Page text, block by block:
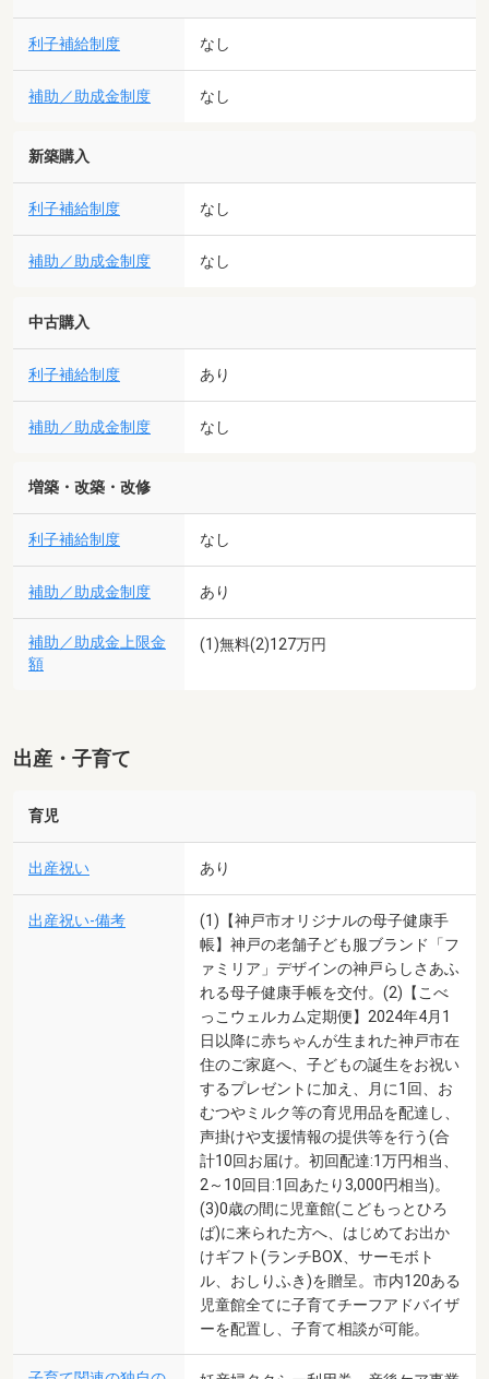
利子補給制度 なし
補助／助成金制度 なし
新築購入
利子補給制度 なし
補助／助成金制度 なし
中古購入
利子補給制度 あり
補助／助成金制度 なし
増築・改築・改修
利子補給制度 なし
補助／助成金制度 あり
補助／助成金上限金
額
(1)無料(2)127万円
出産・子育て
育児
出産祝い あり
出産祝い-備考
(1)【神戸市オリジナルの母子健康手
帳】神戸の老舗子ども服ブランド「フ
ァミリア」デザインの神戸らしさあふ
れる母子健康手帳を交付。(2)【こべ
っこウェルカム定期便】2024年4月1
日以降に赤ちゃんが生まれた神戸市在
住のご家庭へ、子どもの誕生をお祝い
するプレゼントに加え、月に1回、お
むつやミルク等の育児用品を配達し、
声掛けや支援情報の提供等を行う(合
計10回お届け。初回配達:1万円相当、
2～10回目:1回あたり3,000円相当)。
(3)0歳の間に児童館(こどもっとひろ
ば)に来られた方へ、はじめてお出か
けギフト(ランチBOX、サーモボト
ル、おしりふき)を贈呈。市内120ある
児童館全てに子育てチーフアドバイザ
ーを配置し、子育て相談が可能。